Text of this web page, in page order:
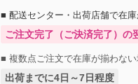
■ 配送センター・出荷店舗で在
ご注文完了（ご決済完了）の
■ 複数点ご注文で在庫が揃わない
出荷までに4日～7日程度